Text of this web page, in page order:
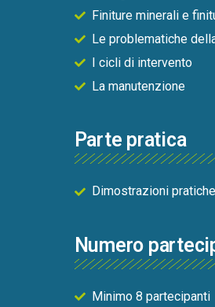
Finiture minerali e
Le problematiche
I cicli di intervento
La manutenzione
Parte pratica
Dimostrazioni
Numero
Minimo 8 partecipanti